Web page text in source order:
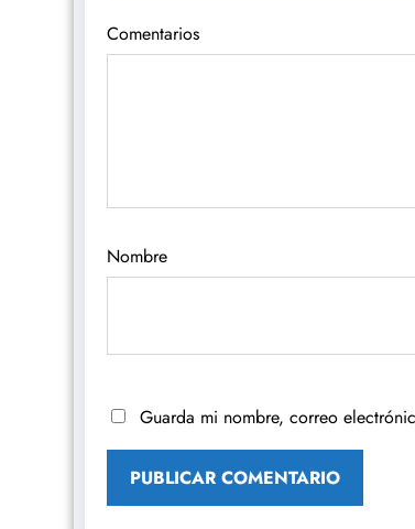
Comentarios
Nombre
Guarda mi nombre, correo